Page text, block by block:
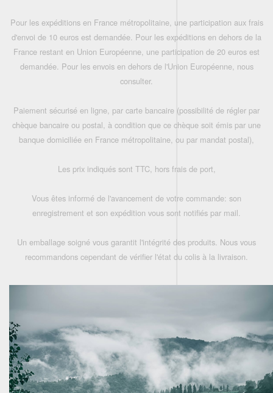
Pour les expéditions en France métropolitaine, une participation aux frais
d'envoi de 10 euros est demandée. Pour les expéditions en dehors de la
France restant en Union Européenne, une participation de 20 euros est
demandée. Pour les envois en dehors de l'Union Européenne, nous
consulter.
Paiement sécurisé en ligne, par carte bancaire (possibilité de régler par
chèque bancaire ou postal, à condition que ce chèque soit émis par une
banque domiciliée en France métropolitaine, ou par mandat postal),
Les prix indiqués sont TTC, hors frais de port,
Vous êtes informé de l'avancement de votre commande: son
enregistrement et son expédition vous sont notifiés par mail.
Un emballage soigné vous garantit l'intégrité des produits. Nous vous
recommandons cependant de vérifier l'état du colis à la livraison.